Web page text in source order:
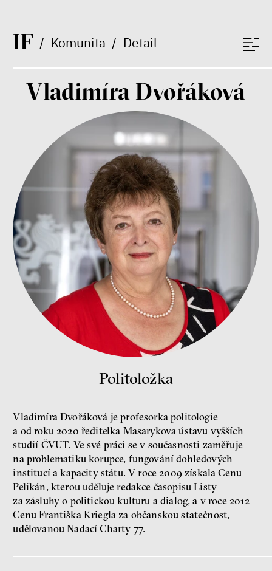
IF/ Komunita/ Detail
Environmentalista, spisovatel,
publicista
Nehrajeme o to, jaké peníze
budeme mít, ale čí budou, říká
ekonom Palanský
Miroslav Palanský, Petr Bittner
rozhovor
ekonomika
Demokracie v limitech.
Jeffrey Winters o tom, jak
majetek oligarchů určuje
pravidla
Jeffrey A. Winters
peníze demokracie
Nová pravidla
Jakub Rákosník
Ondřej Slačálek
Vladimíra Dvořáková
Politoložka
Vladimíra Dvořáková je profesorka politologie
a od roku 2020 ředitelka Masarykova ústavu vyšších
studií ČVUT. Ve své práci se v současnosti zaměřuje
na problematiku korupce, fungování dohledových
institucí a kapacity státu. V roce 2009 získala Cenu
Pelikán, kterou uděluje redakce časopisu Listy
za zásluhy o politickou kulturu a dialog, a v roce 2012
Cenu Františka Kriegla za občanskou statečnost,
udělovanou Nadací Charty 77.